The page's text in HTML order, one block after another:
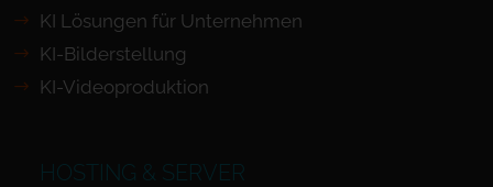
KI Lösungen für Unternehmen
KI-Bilderstellung
KI-Videoproduktion
HOSTING & SERVER